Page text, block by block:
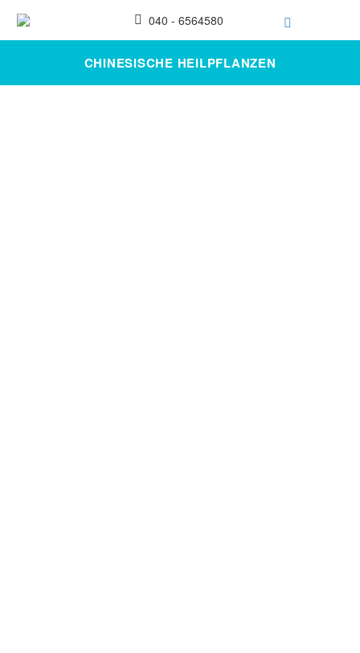
040 - 6564580
CHINESISCHE HEILPFLANZEN